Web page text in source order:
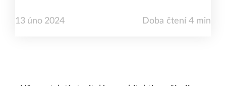
13 úno 2024 Doba čtení 4 min